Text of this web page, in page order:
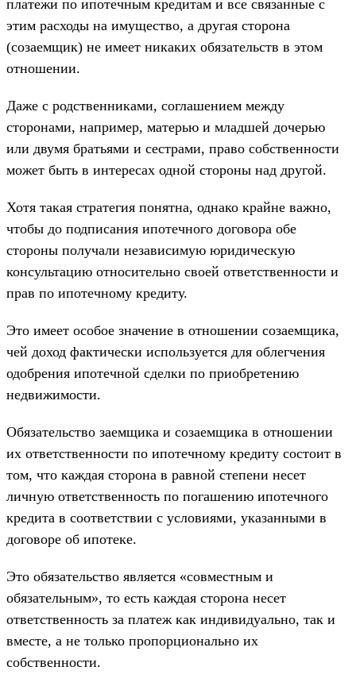
платежи по ипотечным кредитам и все связанные с
этим расходы на имущество, а другая сторона
(созаемщик) не имеет никаких обязательств в этом
отношении.
Даже с родственниками, соглашением между
сторонами, например, матерью и младшей дочерью
или двумя братьями и сестрами, право собственности
может быть в интересах одной стороны над другой.
Хотя такая стратегия понятна, однако крайне важно,
чтобы до подписания ипотечного договора обе
стороны получали независимую юридическую
консультацию относительно своей ответственности и
прав по ипотечному кредиту.
Это имеет особое значение в отношении созаемщика,
чей доход фактически используется для облегчения
одобрения ипотечной сделки по приобретению
недвижимости.
Обязательство заемщика и созаемщика в отношении
их ответственности по ипотечному кредиту состоит в
том, что каждая сторона в равной степени несет
личную ответственность по погашению ипотечного
кредита в соответствии с условиями, указанными в
договоре об ипотеке.
Это обязательство является «совместным и
обязательным», то есть каждая сторона несет
ответственность за платеж как индивидуально, так и
вместе, а не только пропорционально их
собственности.